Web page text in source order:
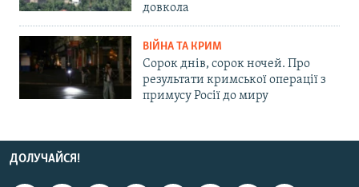
довкола
ВІЙНА ТА КРИМ
Сорок днів, сорок ночей. Про
результати кримської операції з
примусу Росії до миру
ДОЛУЧАЙСЯ!